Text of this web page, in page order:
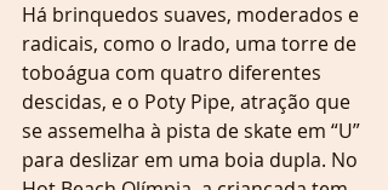
Há brinquedos suaves, moderados e
radicais, como o Irado, uma torre de
toboágua com quatro diferentes
descidas, e o Poty Pipe, atração que
se assemelha à pista de skate em “U”
para deslizar em uma boia dupla. No